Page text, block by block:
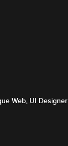
Web, UI Designer